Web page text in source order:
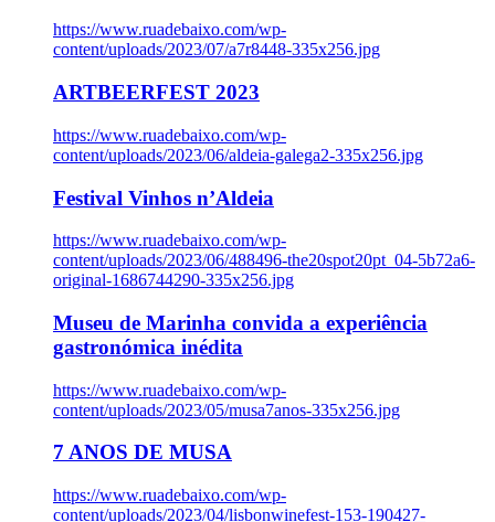
https://www.ruadebaixo.com/wp-
content/uploads/2023/07/a7r8448-335x256.jpg
ARTBEERFEST 2023
https://www.ruadebaixo.com/wp-
content/uploads/2023/06/aldeia-galega2-335x256.jpg
Festival Vinhos n’Aldeia
https://www.ruadebaixo.com/wp-
content/uploads/2023/06/488496-the20spot20pt_04-5b72a6-
original-1686744290-335x256.jpg
Museu de Marinha convida a experiência
gastronómica inédita
https://www.ruadebaixo.com/wp-
content/uploads/2023/05/musa7anos-335x256.jpg
7 ANOS DE MUSA
https://www.ruadebaixo.com/wp-
content/uploads/2023/04/lisbonwinefest-153-190427-